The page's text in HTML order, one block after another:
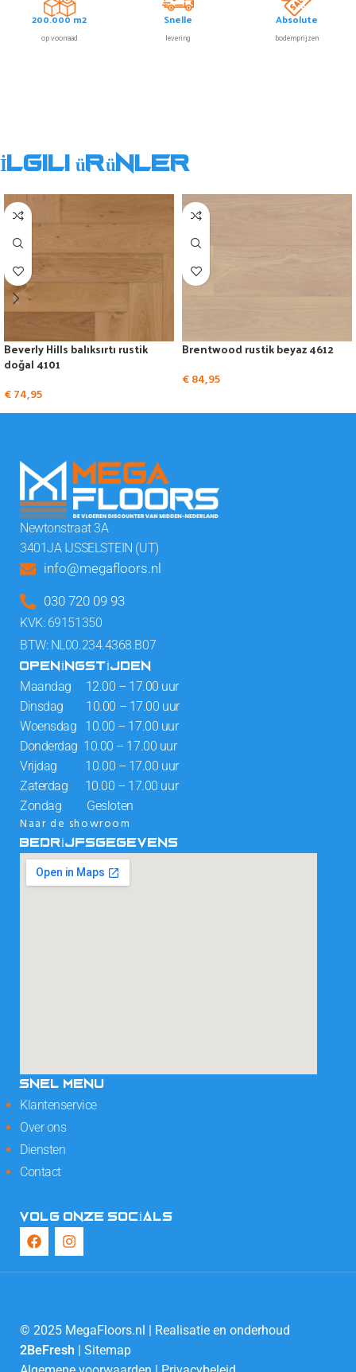
200.000 m2
op voorraad
Snelle
levering
Absolute
bodemprijzen
İlgili ürünler
Beverly Hills balıksırtı rustik
doğal 4101
€74,95
Brentwood rustik beyaz 4612
€84,95
Newtonstraat 3A
3401JA IJSSELSTEIN (UT)
info@megafloors.nl
030 720 09 93
KVK: 69151350
BTW: NL00.234.4368.B07
OPENINGSTIJDEN
Maandag 12.00 – 17.00 uur
Dinsdag 10.00 – 17.00 uur
Woensdag 10.00 – 17.00 uur
Donderdag 10.00 – 17.00 uur
Vrijdag 10.00 – 17.00 uur
Zaterdag 10.00 – 17.00 uur
Zondag Gesloten
Naar de showroom
BEDRIJFSGEGEVENS
SNEL MENU
Klantenservice
Over ons
Diensten
Contact
VOLG ONZE SOCIALS
© 2025 MegaFloors.nl | Realisatie en onderhoud
2BeFresh | Sitemap